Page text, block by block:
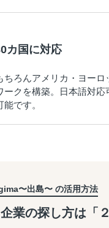
カ国に対応
ちろんアメリカ・ヨーロ
ークを構築。日本語対応
です。
〜出島〜 の活用方法
業の探し方は「２